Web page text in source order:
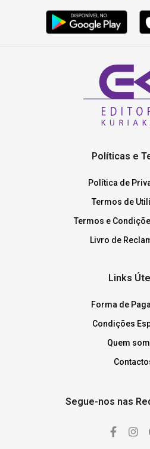
Políticas e
Política de
Termos de
Termos e
Livro de
Links
Forma de
Condições
Quem
Segue-nos nas